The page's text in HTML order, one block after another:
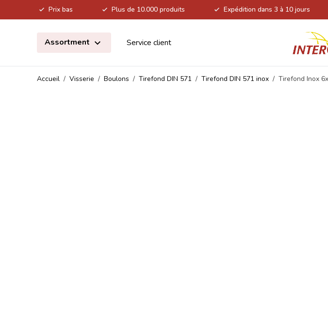
Prix bas Plus de 10.000 produits Expédition dans 3 à 10 jours
Assortment
Service client
Accueil / Visserie / Boulons / Tirefond DIN 571 / Tirefond DIN 571 inox / Tirefond Inox